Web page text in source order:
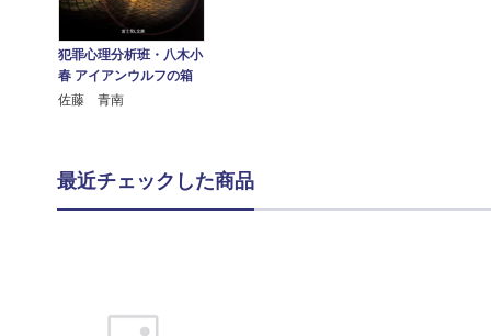
犯罪心理分析班・八木小
春 アイアンウルフの箱
佐藤 青南
最近チェックした商品